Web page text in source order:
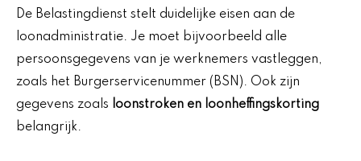
De Belastingdienst stelt duidelijke eisen aan de
loonadministratie. Je moet bijvoorbeeld alle
persoonsgegevens van je werknemers vastleggen,
zoals het Burgerservicenummer (BSN). Ook zijn
gegevens zoals
loonstroken en loonheffingskorting
belangrijk.